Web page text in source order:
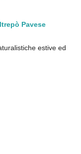
Pavese
estive ed